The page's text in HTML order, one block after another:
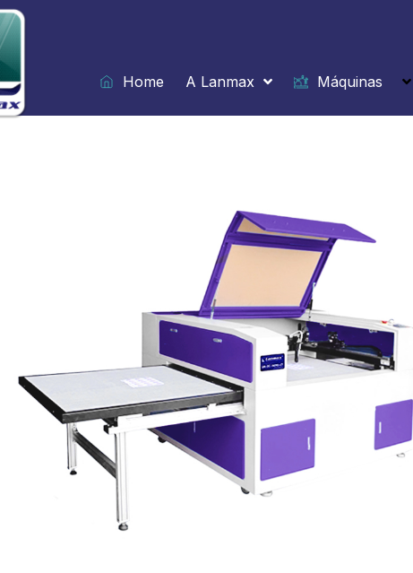
Ir
para
o
conteúdo
Home
A Lanmax Máquinas